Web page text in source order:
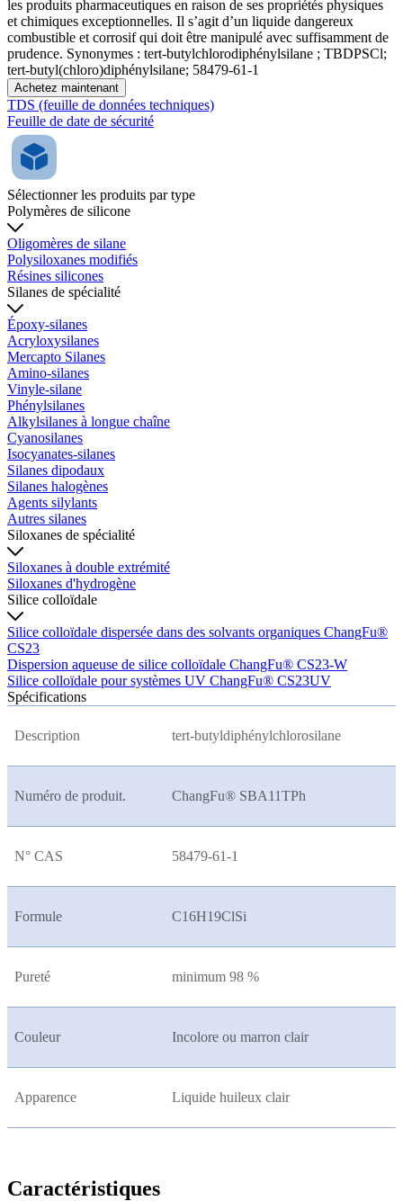
les produits pharmaceutiques en raison de ses propriétés physiques
et chimiques exceptionnelles. Il s’agit d’un liquide dangereux
combustible et corrosif qui doit être manipulé avec suffisamment de
prudence. Synonymes : tert-butylchlorodiphénylsilane ; TBDPSCl;
tert-butyl(chloro)diphénylsilane; 58479-61-1
Achetez maintenant
TDS (feuille de données techniques)
Feuille de date de sécurité
Sélectionner les produits par type
Polymères de silicone
Oligomères de silane
Polysiloxanes modifiés
Résines silicones
Silanes de spécialité
Époxy-silanes
Acryloxysilanes
Mercapto Silanes
Amino-silanes
Vinyle-silane
Phénylsilanes
Alkylsilanes à longue chaîne
Cyanosilanes
Isocyanates-silanes
Silanes dipodaux
Silanes halogènes
Agents silylants
Autres silanes
Siloxanes de spécialité
Siloxanes à double extrémité
Siloxanes d'hydrogène
Silice colloïdale
Silice colloïdale dispersée dans des solvants organiques ChangFu®
CS23
Dispersion aqueuse de silice colloïdale ChangFu® CS23-W
Silice colloïdale pour systèmes UV ChangFu® CS23UV
Spécifications
Description tert-butyldiphénylchlorosilane
Numéro de produit. ChangFu® SBA11TPh
N° CAS 58479-61-1
Formule C16H19ClSi
Pureté minimum 98 %
Couleur Incolore ou marron clair
Apparence Liquide huileux clair
Caractéristiques